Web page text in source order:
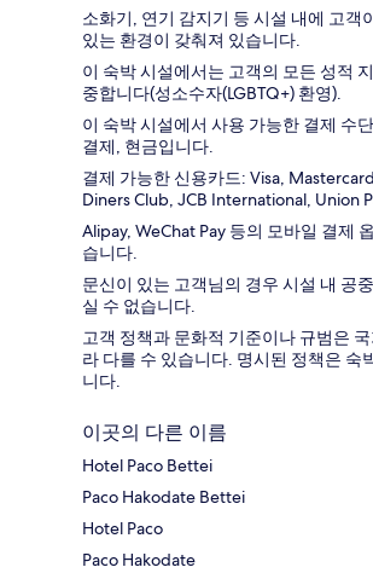
소화기, 연기 감지기 등 시설 내에 고객
있는 환경이 갖춰져 있습니다.
이 숙박 시설에서는 고객의 모든 성적
중합니다(성소수자(LGBTQ+) 환영).
이 숙박 시설에서 사용 가능한 결제 수
결제, 현금입니다.
결제 가능한 신용카드: Visa,
Diners Club, JCB International, Union
Alipay, WeChat Pay 등의 모바일 결제
습니다.
문신이 있는 고객님의 경우 시설 내 공
실 수 없습니다.
고객 정책과 문화적 기준이나 규범은
라 다를 수 있습니다. 명시된 정책은 숙
니다.
이곳의 다른 이름
Hotel Paco Bettei
Paco Hakodate Bettei
Hotel Paco
Paco Hakodate